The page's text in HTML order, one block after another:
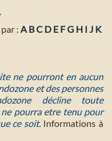
: A BC D E FG H I J K
ne pourront en aucun
et des personnes
décline toute
pourra etre tenu pour
ce soit. Informations à